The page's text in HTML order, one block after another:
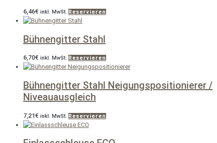
6,46€ inkl. MwSt. Reservieren
Bühnengitter Stahl
6,70€ inkl. MwSt. Reservieren
Bühnengitter Stahl Neigungspositionierer /
Niveauausgleich
7,21€ inkl. MwSt. Reservieren